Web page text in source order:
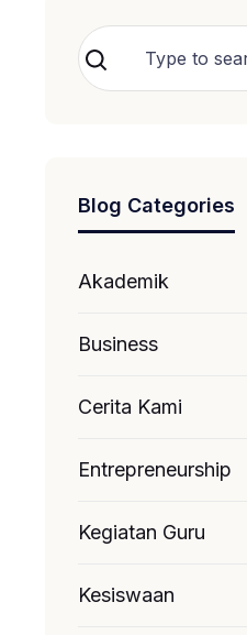
Cari
Blog Categories
Akademik
Business
Cerita Kami
Entrepreneurship
Kegiatan Guru
Kesiswaan